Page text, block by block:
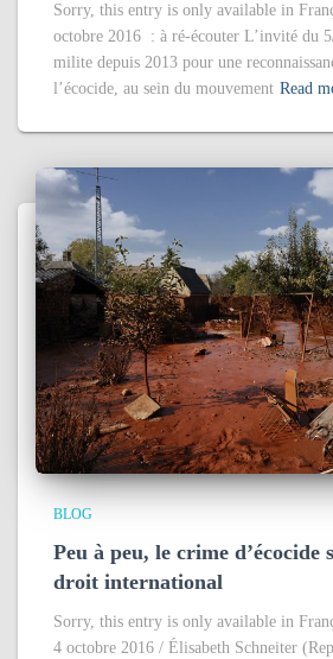
Sorry, this entry is only available in
octobre 2016 : à ré-écouter L’invité du
milite depuis 2013 pour une
l’écocide, au sein du mouvement Read
BLOG
Peu à peu, le crime d’écocide
droit international
Sorry, this entry is only available in
4 octobre 2016 / Élisabeth Schneiter